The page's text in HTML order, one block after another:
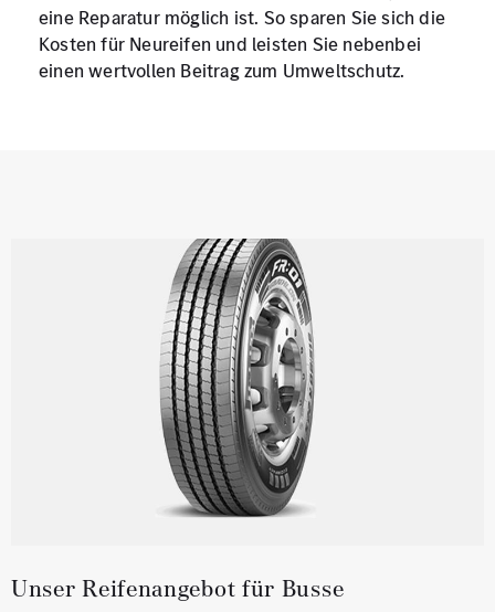
eine Reparatur möglich ist. So sparen Sie sich die
Kosten für Neureifen und leisten Sie nebenbei
einen wertvollen Beitrag zum Umweltschutz.
Unser Reifenangebot für Busse